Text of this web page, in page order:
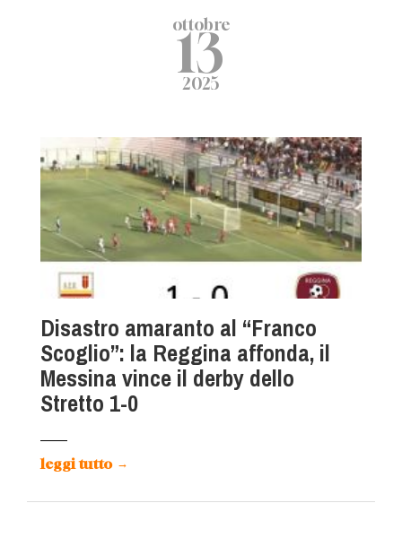
ottobre
13
2025
Disastro amaranto al “Franco
Scoglio”: la Reggina affonda, il
Messina vince il derby dello
Stretto 1-0
leggi tutto →